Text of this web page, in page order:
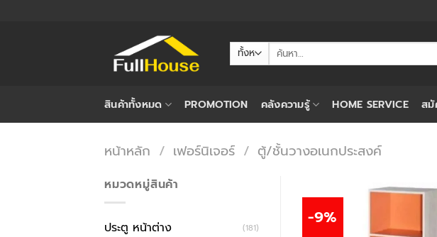
ค้นหา:
สินค้าทั้งหมด PROMOTION คลังความรู้ HOME SERVICE สมั
หน้าหลัก / เฟอร์นิเจอร์ / ตู้/ชั้นวางอเนกประสงค์
หมวดหมู่สินค้า
ประตู หน้าต่าง (181) -9%